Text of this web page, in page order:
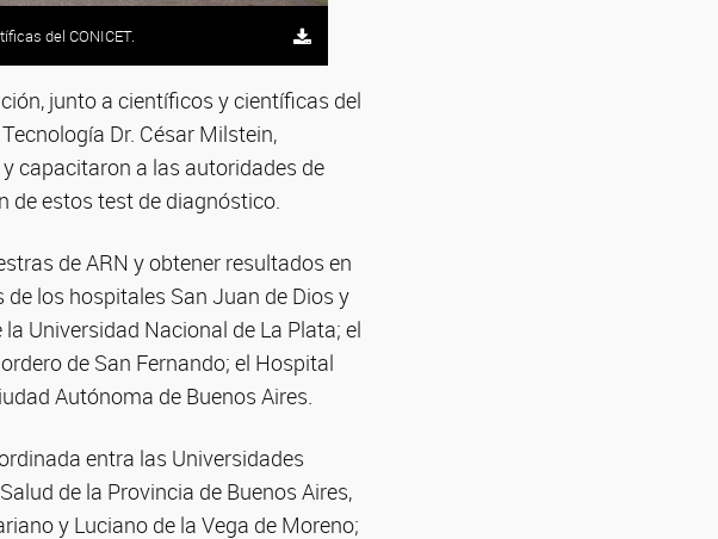
del CONICET.
junto a científicos y científicas del
Dr. César Milstein,
capacitaron a las autoridades de
de estos test de diagnóstico.
de ARN y obtener resultados en
los hospitales San Juan de Dios y
Universidad Nacional de La Plata; el
de San Fernando; el Hospital
Autónoma de Buenos Aires.
entra las Universidades
de la Provincia de Buenos Aires,
y Luciano de la Vega de Moreno;